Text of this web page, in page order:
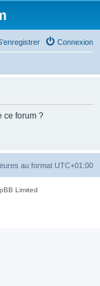
Connexion
ce forum ?
au format UTC+01:00
Limited